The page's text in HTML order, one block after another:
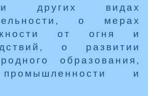
других видах
о мерах
от огня и
о развитии
образования,
и